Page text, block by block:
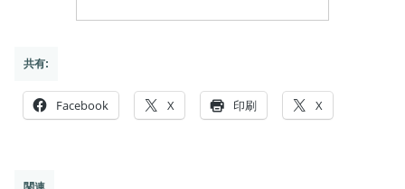
共有:
Facebook X 印刷 X